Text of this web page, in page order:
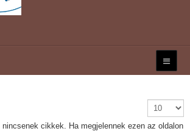
Tételek
#
nincsenek cikkek. Ha megjelennek ezen az oldalon